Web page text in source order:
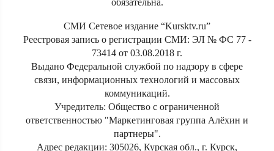
обязательна.
СМИ Сетевое издание “Kursktv.ru”
Реестровая запись о регистрации СМИ: ЭЛ № ФС 77 -
73414 от 03.08.2018 г.
Выдано Федеральной службой по надзору в сфере
связи, информационных технологий и массовых
коммуникаций.
Учредитель: Общество с ограниченной
ответственностью "Маркетинговая группа Алёхин и
партнеры".
Адрес редакции: 305026, Курская обл., г. Курск,